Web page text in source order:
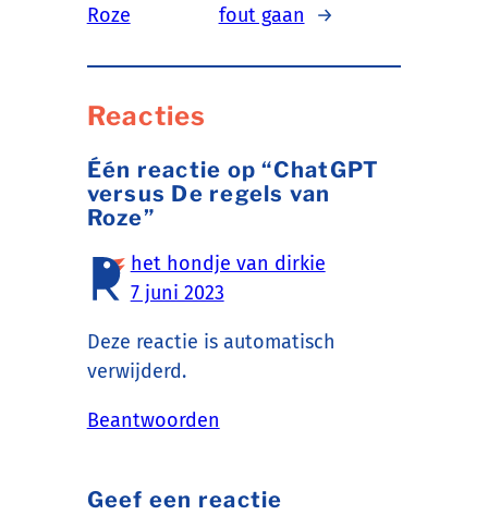
Roze
fout gaan
→
Reacties
Één reactie op “ChatGPT
versus De regels van
Roze”
het hondje van dirkie
7 juni 2023
Deze reactie is automatisch
verwijderd.
Beantwoorden
Geef een reactie